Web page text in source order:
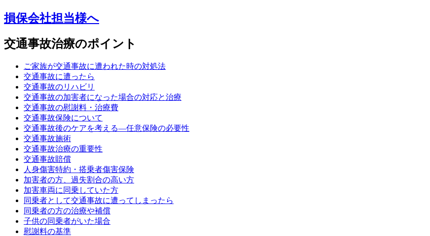
損保会社担当様へ
交通事故治療のポイント
ご家族が交通事故に遭われた時の対処法
交通事故に遭ったら
交通事故のリハビリ
交通事故の加害者になった場合の対応と治療
交通事故の慰謝料・治療費
交通事故保険について
交通事故後のケアを考える—任意保険の必要性
交通事故施術
交通事故治療の重要性
交通事故賠償
人身傷害特約・搭乗者傷害保険
加害者の方、過失割合の高い方
加害車両に同乗していた方
同乗者として交通事故に遭ってしまったら
同乗者の方の治療や補償
子供の同乗者がいた場合
慰謝料の基準